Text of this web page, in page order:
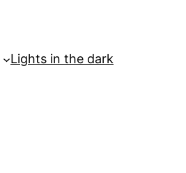
Lights in the dark